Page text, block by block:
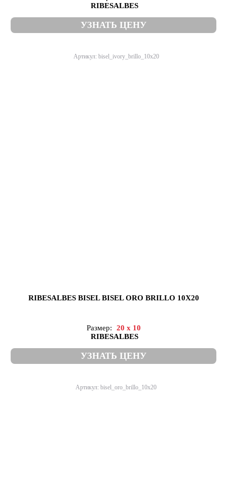
RIBESALBES
УЗНАТЬ ЦЕНУ
Артикул: bisel_ivory_brillo_10x20
RIBESALBES BISEL BISEL ORO BRILLO 10X20
Размер:
20 x 10
RIBESALBES
УЗНАТЬ ЦЕНУ
Артикул: bisel_oro_brillo_10x20